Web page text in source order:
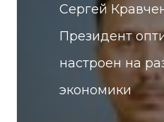
Сергей
Президент
настроен на
экономики